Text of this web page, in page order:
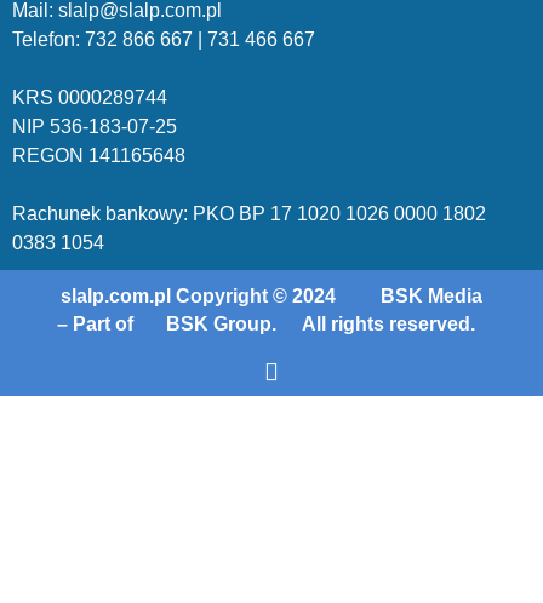
Mail: slalp@slalp.com.pl
Telefon: 732 866 667 | 731 466 667
KRS 0000289744
NIP 536-183-07-25
REGON 141165648
Rachunek bankowy: PKO BP 17 1020 1026 0000 1802
0383 1054
slalp.com.pl Copyright © 2024
BSK Media
– Part of
BSK Group. All rights reserved.